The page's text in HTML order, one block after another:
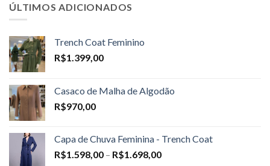
ÚLTIMOS ADICIONADOS
Trench Coat Feminino
R$1.399,00
Casaco de Malha de Algodão
R$970,00
Capa de Chuva Feminina - Trench Coat
R$1.598,00 – R$1.698,00Price